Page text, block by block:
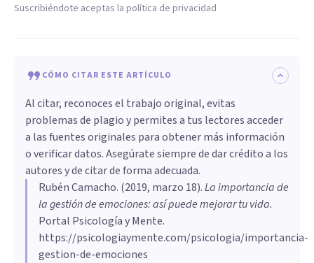
Suscribiéndote aceptas la política de privacidad
CÓMO CITAR ESTE ARTÍCULO
Al citar, reconoces el trabajo original, evitas
problemas de plagio y permites a tus lectores acceder
a las fuentes originales para obtener más información
o verificar datos. Asegúrate siempre de dar crédito a los
autores y de citar de forma adecuada.
Rubén Camacho. (2019, marzo 18).La importancia de
la gestión de emociones: así puede mejorar tu vida.
Portal Psicología y Mente.
https://psicologiaymente.com/psicologia/importancia-
gestion-de-emociones